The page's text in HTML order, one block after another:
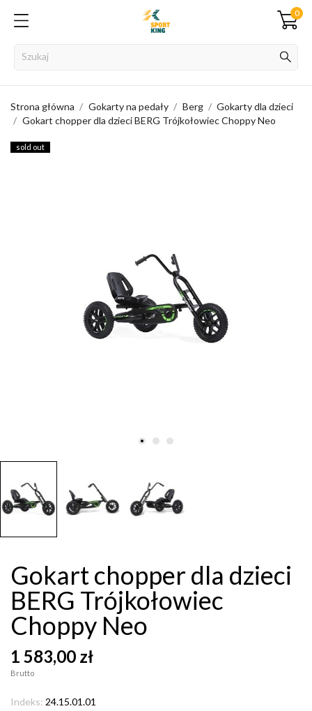
0
Strona główna Gokarty na pedały Berg
Gokarty dla dzieci
Gokart chopper dla dzieci BERG Trójkołowiec Choppy Neo
sold out
Gokart chopper dla dzieci
BERG Trójkołowiec
Choppy Neo
1 583,00 zł
Brutto
Indeks: 24.15.01.01